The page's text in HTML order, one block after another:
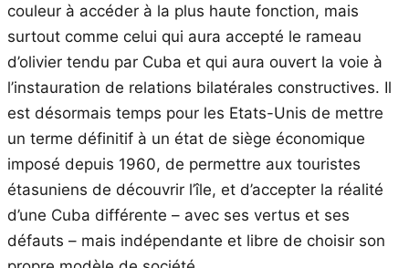
couleur à accéder à la plus haute fonction, mais
surtout comme celui qui aura accepté le rameau
d’olivier tendu par Cuba et qui aura ouvert la voie à
l’instauration de relations bilatérales constructives. Il
est désormais temps pour les Etats-Unis de mettre
un terme définitif à un état de siège économique
imposé depuis 1960, de permettre aux touristes
étasuniens de découvrir l’île, et d’accepter la réalité
d’une Cuba différente – avec ses vertus et ses
défauts – mais indépendante et libre de choisir son